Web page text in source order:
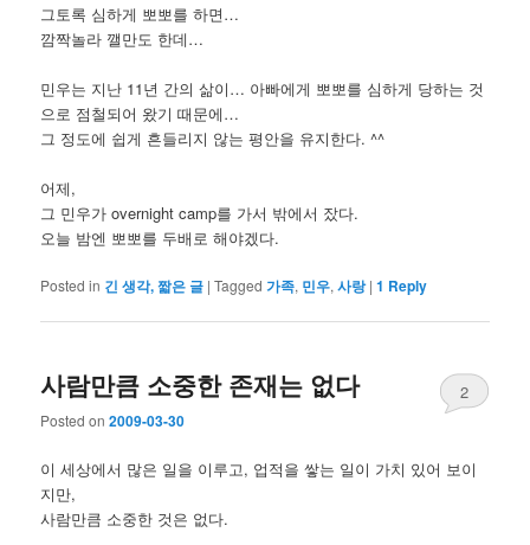
그토록 심하게 뽀뽀를 하면…
깜짝놀라 깰만도 한데…
민우는 지난 11년 간의 삶이… 아빠에게 뽀뽀를 심하게 당하는 것
으로 점철되어 왔기 때문에…
그 정도에 쉽게 흔들리지 않는 평안을 유지한다. ^^
어제,
그 민우가 overnight camp를 가서 밖에서 잤다.
오늘 밤엔 뽀뽀를 두배로 해야겠다.
Posted in 긴 생각, 짧은 글 |Tagged 가족, 민우,사랑 |1 Reply
사람만큼 소중한 존재는 없다
Posted on2009-03-30
2
이 세상에서 많은 일을 이루고, 업적을 쌓는 일이 가치 있어 보이
지만,
사람만큼 소중한 것은 없다.